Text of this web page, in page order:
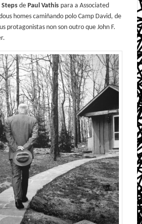
Steps de Paul Vathis para a Associated
homes camiñando polo Camp David, de
protagonistas non son outro que John F.